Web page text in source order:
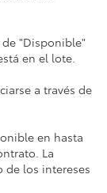
"Disponible"
en el lote.
a través de
en hasta
La
de los intereses